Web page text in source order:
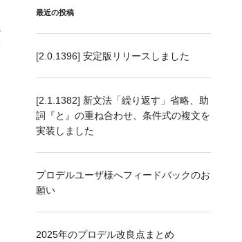
最近の投稿
[2.0.1396] 安定版リリースしました
[2.1.1382] 新文法「繰り返す」省略、助
詞『と』の重ね合わせ、条件式の複文を
実装しました
プロデルユーザ様へフィードバックのお
願い
2025年のプロデル改良点まとめ